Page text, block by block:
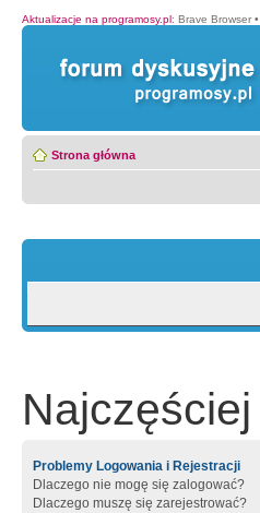
Aktualizacje na programosy.pl: Brave Browser •
Strona główna
Problemy Logowania i Rejestracji
Dlaczego nie mogę się zalogować?
Dlaczego muszę się zarejestrować?